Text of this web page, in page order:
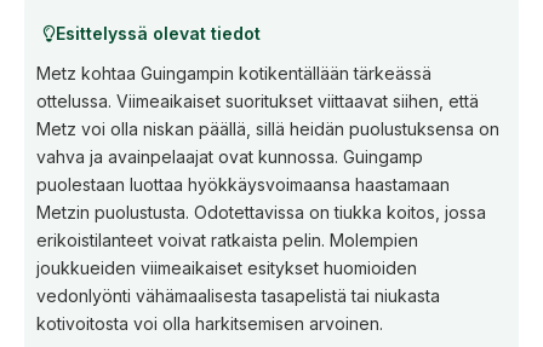
Esittelyssä olevat tiedot
Metz kohtaa Guingampin kotikentällään tärkeässä
ottelussa. Viimeaikaiset suoritukset viittaavat siihen, että
Metz voi olla niskan päällä, sillä heidän puolustuksensa on
vahva ja avainpelaajat ovat kunnossa. Guingamp
puolestaan luottaa hyökkäysvoimaansa haastamaan
Metzin puolustusta. Odotettavissa on tiukka koitos, jossa
erikoistilanteet voivat ratkaista pelin. Molempien
joukkueiden viimeaikaiset esitykset huomioiden
vedonlyönti vähämaalisesta tasapelistä tai niukasta
kotivoitosta voi olla harkitsemisen arvoinen.